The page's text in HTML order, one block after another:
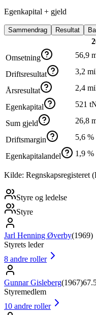
Egenkapital + gjeld
Sammendrag Resultat
Omsetning
56,9
Driftsresultat 3,2
Årsresultat 2,4
Egenkapital 521
Sum gjeld 26,8
Driftsmargin 5,6 %
Egenkapitalandel 1,9 %
Kilde: Regnskapsregisteret
Styre og ledelse
Styre
Jarl Henning Øverby(1969)
Styrets leder
8 andre roller
Gunnar Gisleberg(1967)
Styremedlem
10 andre roller